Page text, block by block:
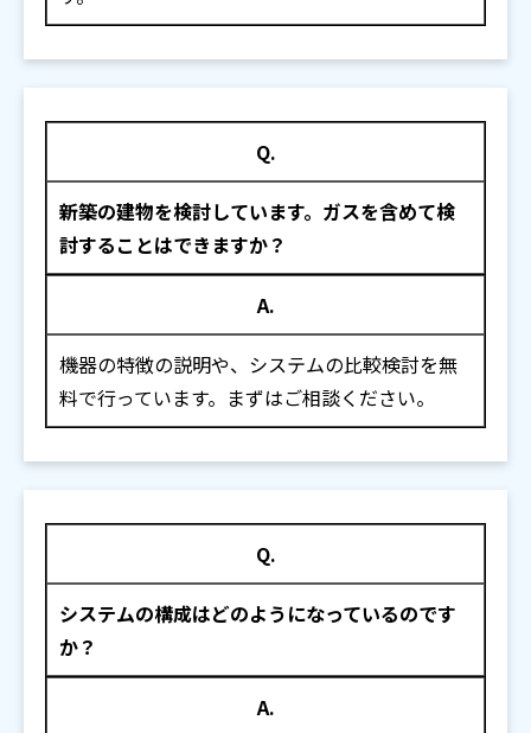
Q.
新築の建物を検討しています。ガスを含めて検
討することはできますか？
A.
機器の特徴の説明や、システムの比較検討を無
料で行っています。まずはご相談ください。
Q.
システムの構成はどのようになっているのです
か？
A.